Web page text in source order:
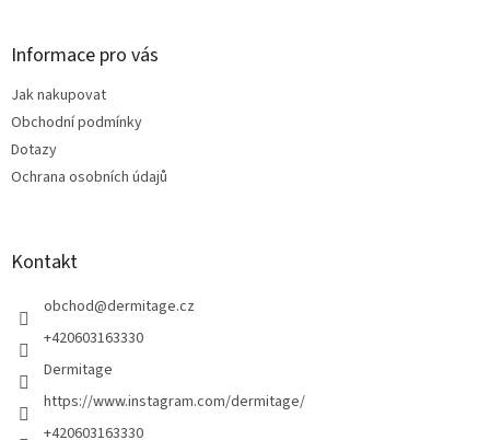
Informace pro vás
Jak nakupovat
Obchodní podmínky
Dotazy
Ochrana osobních údajů
Kontakt
obchod@dermitage.cz
+420603163330
Dermitage
https://www.instagram.com/dermitage/
+420603163330